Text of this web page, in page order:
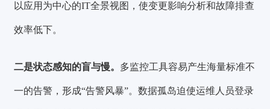
以应用为中心的IT全景视图，使变更影响分析和故障排查
效率低下。
二是状态感知的盲与慢。 多监控工具容易产生海量标准不
一的告警，形成“告警风暴”。数据孤岛迫使运维人员登录